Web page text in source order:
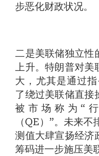
步恶化财政状况。
二是美联储独立性
上升。特朗普对美
大，尤其是通过
了绕过美联储直接
被市场称为“
（QE）”。未来
测值大肆宣扬经济
筹码进一步施压美